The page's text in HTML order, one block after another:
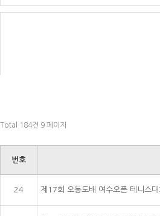
Total 184건 9 페이지
번호
24 제17회 오동도배 여수오픈 테니스